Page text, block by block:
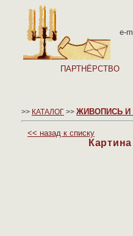
e-
ПАРТНЁРСТВО
>> КАТАЛОГ >> ЖИВОПИСЬ И
<< назад к списку